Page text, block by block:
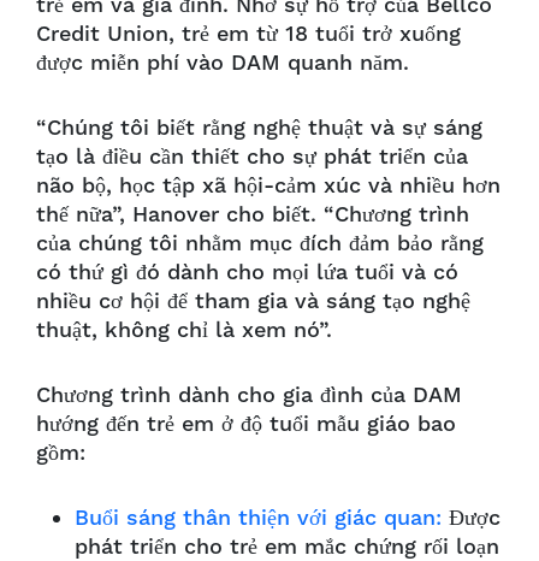
Credit Union, trẻ em từ 18 tuổi trở xuống
được miễn phí vào DAM quanh năm.
“Chúng tôi biết rằng nghệ thuật và sự sáng
tạo là điều cần thiết cho sự phát triển của
não bộ, học tập xã hội-cảm xúc và nhiều hơn
thế nữa”, Hanover cho biết. “Chương trình
của chúng tôi nhằm mục đích đảm bảo rằng
có thứ gì đó dành cho mọi lứa tuổi và có
nhiều cơ hội để tham gia và sáng tạo nghệ
thuật, không chỉ là xem nó”.
Chương trình dành cho gia đình của DAM
hướng đến trẻ em ở độ tuổi mẫu giáo bao
gồm:
Buổi sáng thân thiện với giác quan: Được
phát triển cho trẻ em mắc chứng rối loạn